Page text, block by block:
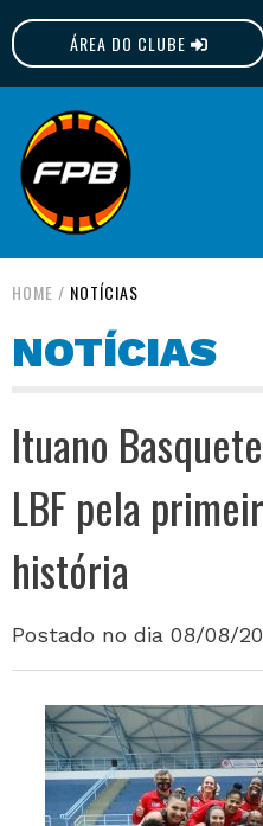
ÁREA DO CLUBE
FPB
HOME / NOTÍCIAS
NOTÍCIAS
Ituano
LBF pela
história
Postado no dia 08/08/